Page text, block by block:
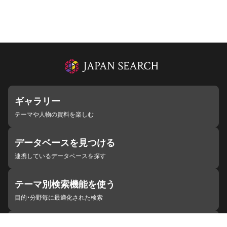
ギャラリー
テーマや人物の資料を楽しむ
データベースを見つける
連携しているデータベースを探す
テーマ別検索機能を使う
目的・分野毎に最適化された検索